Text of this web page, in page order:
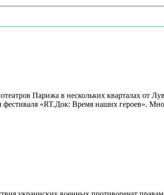
Парижа в нескольких кварталах от
фестиваля «RT.Док: Время наших героев».